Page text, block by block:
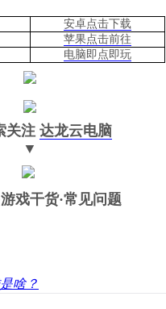
安卓点击下载
苹果点击前往
电脑即点即玩
关注 达龙云电脑
▼
游戏干货·常见问题
啥？